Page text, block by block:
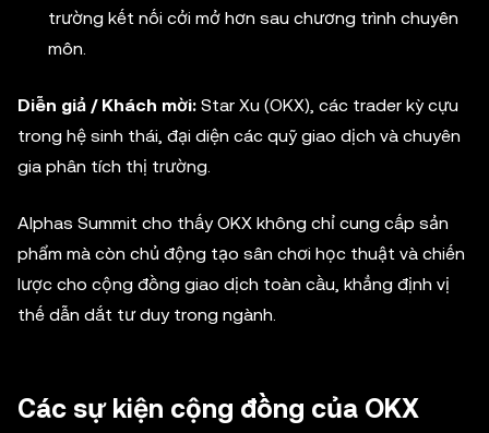
trường kết nối cởi mở hơn sau chương trình chuyên
môn.
Diễn giả / Khách mời: Star Xu (OKX), các trader kỳ cựu
trong hệ sinh thái, đại diện các quỹ giao dịch và chuyên
gia phân tích thị trường.
Alphas Summit cho thấy OKX không chỉ cung cấp sản
phẩm mà còn chủ động tạo sân chơi học thuật và chiến
lược cho cộng đồng giao dịch toàn cầu, khẳng định vị
thế dẫn dắt tư duy trong ngành.
Các sự kiện cộng đồng của OKX